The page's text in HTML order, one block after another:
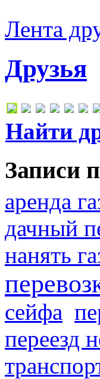
Лента
Друзья
Найти
Записи
аренда
дачный
нанять
сейфа
переезд